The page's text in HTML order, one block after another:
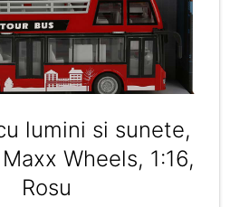
lumini si sunete,
Wheels, 1:16,
Rosu